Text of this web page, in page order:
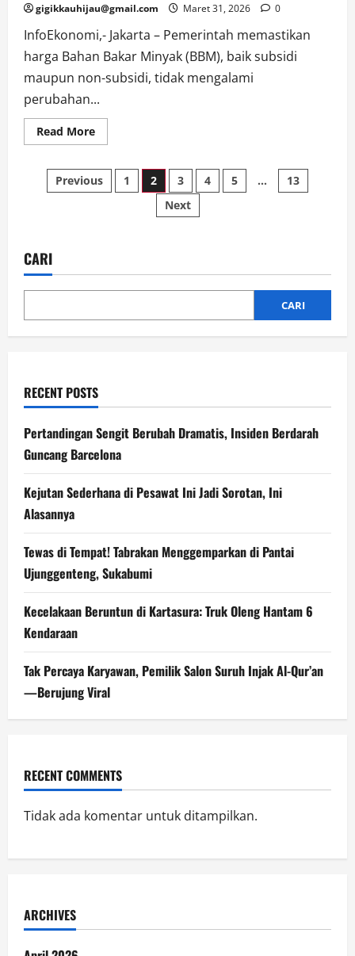
gigikkauhijau@gmail.com Maret 31, 2026 0
InfoEkonomi,- Jakarta – Pemerintah memastikan
harga Bahan Bakar Minyak (BBM), baik subsidi
maupun non-subsidi, tidak mengalami
perubahan...
Read MoreRead
more
April
Tetap
Aman:
Paginasi
Previous 1 2 3 4 5 …
13
Next
CARI
CARI
RECENT POSTS
Pertandingan Sengit Berubah Dramatis, Insiden Berdarah
Guncang Barcelona
Kejutan Sederhana di Pesawat Ini Jadi Sorotan, Ini
Alasannya
Tewas di Tempat! Tabrakan Menggemparkan di Pantai
Ujunggenteng, Sukabumi
Kecelakaan Beruntun di Kartasura: Truk Oleng Hantam 6
Kendaraan
Tak Percaya Karyawan, Pemilik Salon Suruh Injak Al-Qur’an
—Berujung Viral
RECENT COMMENTS
Tidak ada komentar untuk ditampilkan.
ARCHIVES